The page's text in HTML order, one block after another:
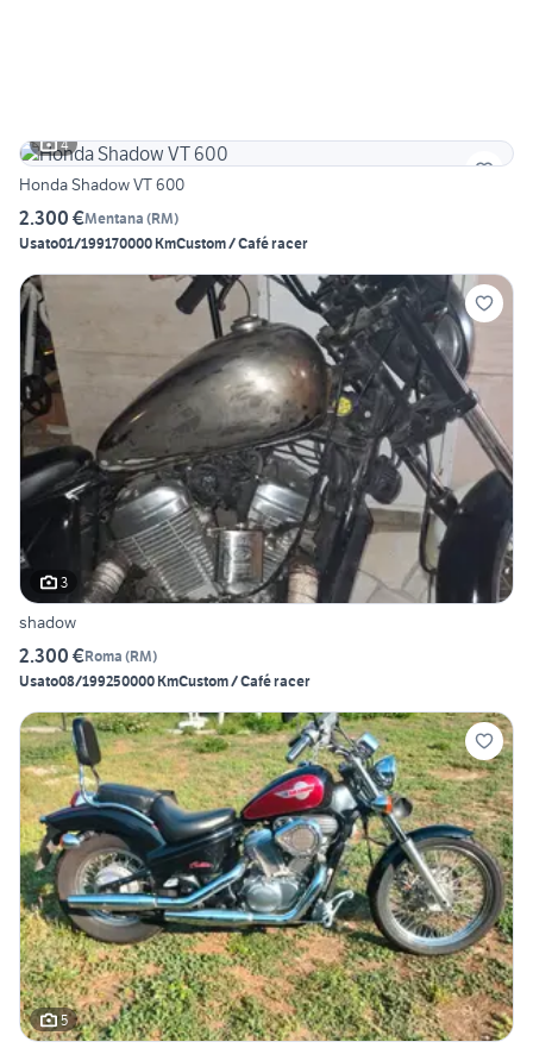
4
Honda Shadow VT 600
2.300 €Mentana (RM)
Usato01/199170000 KmCustom / Café racer
3
shadow
2.300 €Roma (RM)
Usato08/199250000 KmCustom / Café racer
5